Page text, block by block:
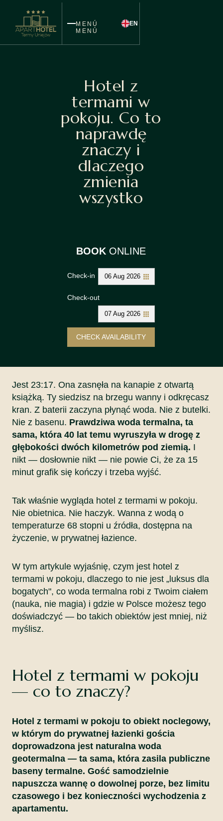
MENÚ
MENÚ
EN
Hotel z
termami w
pokoju. Co to
naprawdę
znaczy i
dlaczego
zmienia
wszystko
BOOK ONLINE
Check-in 06 Aug 2026
Check-out
07 Aug 2026
CHECK AVAILABILITY
Jest 23:17. Ona zasnęła na kanapie z otwartą
książką. Ty siedzisz na brzegu wanny i odkręcasz
kran. Z baterii zaczyna płynąć woda. Nie z butelki.
Nie z basenu. Prawdziwa woda termalna, ta
sama, która 40 lat temu wyruszyła w drogę z
głębokości dwóch kilometrów pod ziemią. I
nikt — dosłownie nikt — nie powie Ci, że za 15
minut grafik się kończy i trzeba wyjść.
Tak właśnie wygląda hotel z termami w pokoju.
Nie obietnica. Nie haczyk. Wanna z wodą o
temperaturze 68 stopni u źródła, dostępna na
życzenie, w prywatnej łazience.
W tym artykule wyjaśnię, czym jest hotel z
termami w pokoju, dlaczego to nie jest „luksus dla
bogatych", co woda termalna robi z Twoim ciałem
(nauka, nie magia) i gdzie w Polsce możesz tego
doświadczyć — bo takich obiektów jest mniej, niż
myślisz.
Hotel z termami w pokoju
— co to znaczy?
Hotel z termami w pokoju to obiekt noclegowy,
w którym do prywatnej łazienki gościa
doprowadzona jest naturalna woda
geotermalna — ta sama, która zasila publiczne
baseny termalne. Gość samodzielnie
napuszcza wannę o dowolnej porze, bez limitu
czasowego i bez konieczności wychodzenia z
apartamentu.